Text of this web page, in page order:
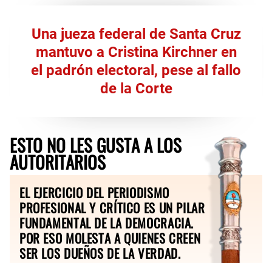
Una jueza federal de Santa Cruz
mantuvo a Cristina Kirchner en
el padrón electoral, pese al fallo
de la Corte
ESTO NO LES GUSTA A LOS
AUTORITARIOS
EL EJERCICIO DEL PERIODISMO
PROFESIONAL Y CRÍTICO ES UN PILAR
FUNDAMENTAL DE LA DEMOCRACIA.
POR ESO MOLESTA A QUIENES CREEN
SER LOS DUEÑOS DE LA VERDAD.